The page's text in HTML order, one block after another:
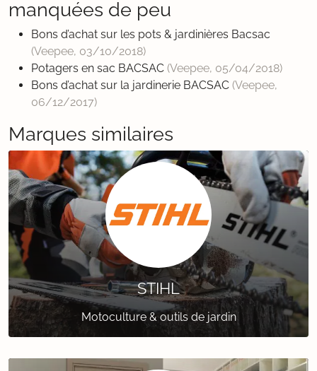
manquées de peu
Bons d’achat sur les pots & jardinières Bacsac
(Veepee, 03/10/2018)
Potagers en sac BACSAC (Veepee, 05/04/2018)
Bons d’achat sur la jardinerie BACSAC (Veepee,
06/12/2017)
Marques similaires
STIHL
Motoculture & outils de jardin